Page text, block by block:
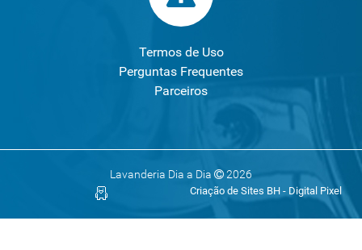
Termos de Uso
Perguntas Frequentes
Parceiros
Lavanderia Dia a Dia 2026
Criação de Sites BH - Digital Pixel